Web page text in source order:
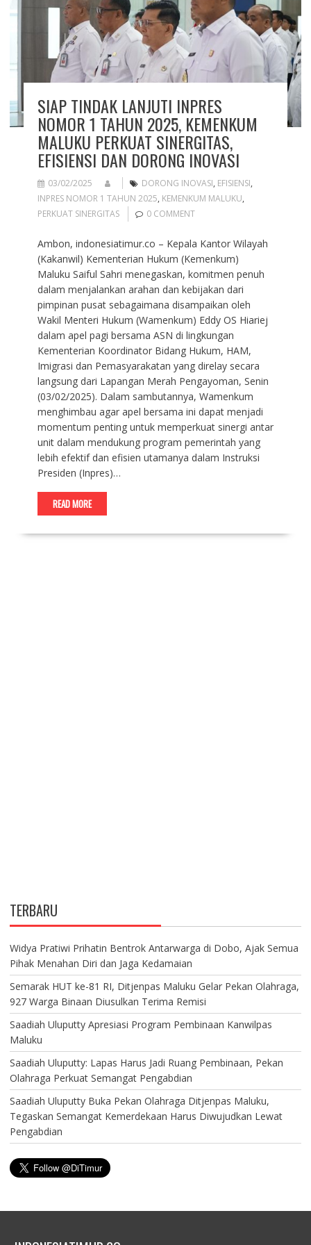
SIAP TINDAK LANJUTI INPRES
NOMOR 1 TAHUN 2025, KEMENKUM
MALUKU PERKUAT SINERGITAS,
EFISIENSI DAN DORONG INOVASI
03/02/2025 DORONG INOVASI, EFISIENSI,
INPRES NOMOR 1 TAHUN 2025, KEMENKUM MALUKU,
PERKUAT SINERGITAS
0 COMMENT
Ambon, indonesiatimur.co – Kepala Kantor Wilayah
(Kakanwil) Kementerian Hukum (Kemenkum)
Maluku Saiful Sahri menegaskan, komitmen penuh
dalam menjalankan arahan dan kebijakan dari
pimpinan pusat sebagaimana disampaikan oleh
Wakil Menteri Hukum (Wamenkum) Eddy OS Hiariej
dalam apel pagi bersama ASN di lingkungan
Kementerian Koordinator Bidang Hukum, HAM,
Imigrasi dan Pemasyarakatan yang direlay secara
langsung dari Lapangan Merah Pengayoman, Senin
(03/02/2025). Dalam sambutannya, Wamenkum
menghimbau agar apel bersama ini dapat menjadi
momentum penting untuk memperkuat sinergi antar
unit dalam mendukung program pemerintah yang
lebih efektif dan efisien utamanya dalam Instruksi
Presiden (Inpres)…
READ MORE
TERBARU
Widya Pratiwi Prihatin Bentrok Antarwarga di Dobo, Ajak Semua
Pihak Menahan Diri dan Jaga Kedamaian
Semarak HUT ke-81 RI, Ditjenpas Maluku Gelar Pekan Olahraga,
927 Warga Binaan Diusulkan Terima Remisi
Saadiah Uluputty Apresiasi Program Pembinaan Kanwilpas
Maluku
Saadiah Uluputty: Lapas Harus Jadi Ruang Pembinaan, Pekan
Olahraga Perkuat Semangat Pengabdian
Saadiah Uluputty Buka Pekan Olahraga Ditjenpas Maluku,
Tegaskan Semangat Kemerdekaan Harus Diwujudkan Lewat
Pengabdian